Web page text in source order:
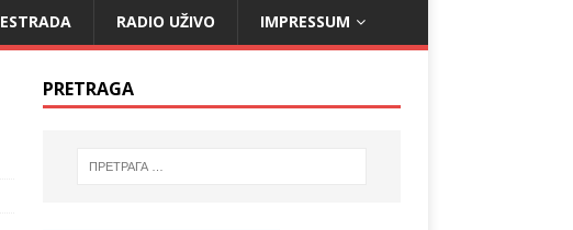
ESTRADA RADIO UŽIVO IMPRESSUM
PRETRAGA